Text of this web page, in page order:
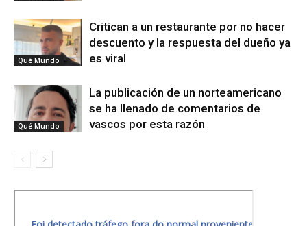
Qué Mundo
Critican a un restaurante por no hacer
descuento y la respuesta del dueño ya
es viral
Qué Mundo
La publicación de un norteamericano
se ha llenado de comentarios de
vascos por esta razón